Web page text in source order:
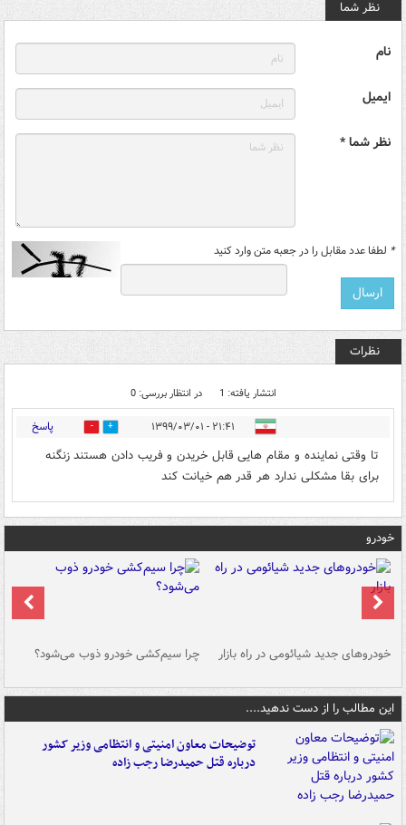
نظر شما
نام
ایمیل
نظر شما *
* لطفا عدد مقابل را در جعبه متن وارد کنید
نظرات
انتشار یافته: 1 در انتظار بررسی: 0
۲۱:۴۱ - ۱۳۹۹/۰۳/۰۱ 6 پاسخ
تا وقتی نماینده و مقام هایی قابل خریدن و فریب دادن هستند زنگنه
برای بقا مشکلی ندارد هر قدر هم خیانت کند
خودرو
خودروهای جدید شیائومی در راه بازار چرا سیم‌کشی خودرو ذوب می‌شود؟
این مطالب را از دست ندهید....
توضیحات معاون امنیتی و انتظامی وزیر کشور
درباره قتل حمیدرضا رجب زاده